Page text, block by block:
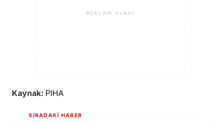
REKLAM ALANI
Kaynak: PIHA
SIRADAKİ HABER